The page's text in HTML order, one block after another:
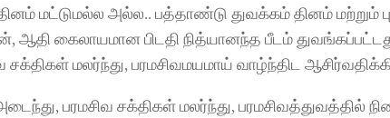
மட்டுமல்ல அல்ல.. பத்தாண்டு துவக்கம் தினம் மற்றும்
கைலாயமான பிடதி நித்யானந்த பீடம்
சக்திகள் மலர்ந்து, பரமசிவமயமாய் வாழ்ந்திட
பரமசிவ சக்திகள் மலர்ந்து, பரமசிவத்துவத்தில்